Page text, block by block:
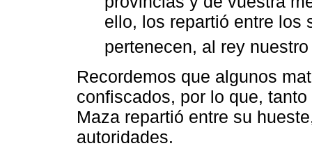
ello, los repartió entre los
pertenecen, al rey
Recordemos que algunos
confiscados, por lo que,
Maza repartió entre su
autoridades.